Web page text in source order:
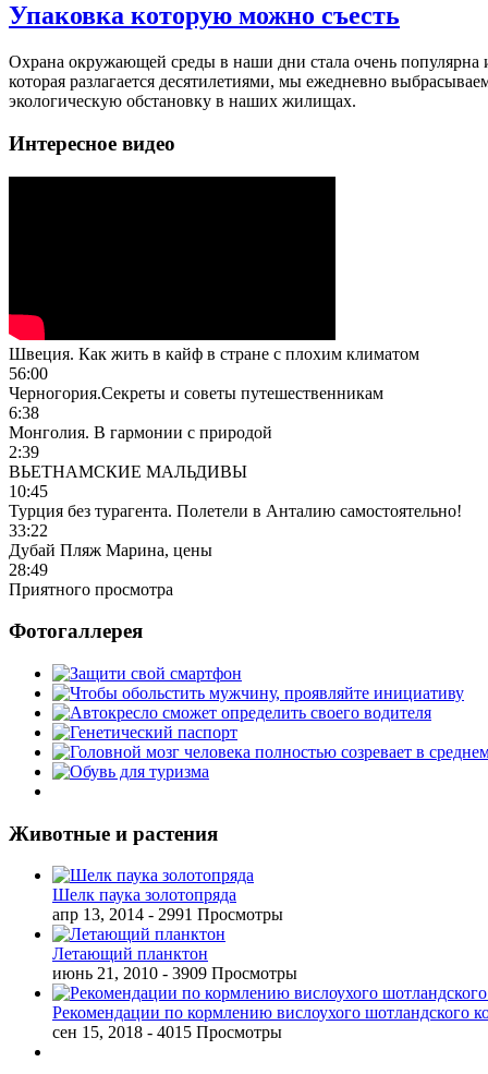
Упаковка которую можно съесть
Охрана окружающей среды в наши дни стала очень популярна
которая разлагается десятилетиями, мы ежедневно
экологическую обстановку в наших жилищах.
Интересное видео
Швеция. Как жить в кайф в стране с плохим климатом
56:00
Черногория.Секреты и советы путешественникам
6:38
Монголия. В гармонии с природой
2:39
ВЬЕТНАМСКИЕ МАЛЬДИВЫ
10:45
Турция без турагента. Полетели в Анталию самостоятельно!
33:22
Дубай Пляж Марина, цены
28:49
Приятного просмотра
Фотогаллерея
Животные и растения
Шелк паука золотопряда
апр 13, 2014 - 2991 Просмотры
Летающий планктон
июнь 21, 2010 - 3909 Просмотры
Рекомендации по кормлению вислоухого шотландского
сен 15, 2018 - 4015 Просмотры